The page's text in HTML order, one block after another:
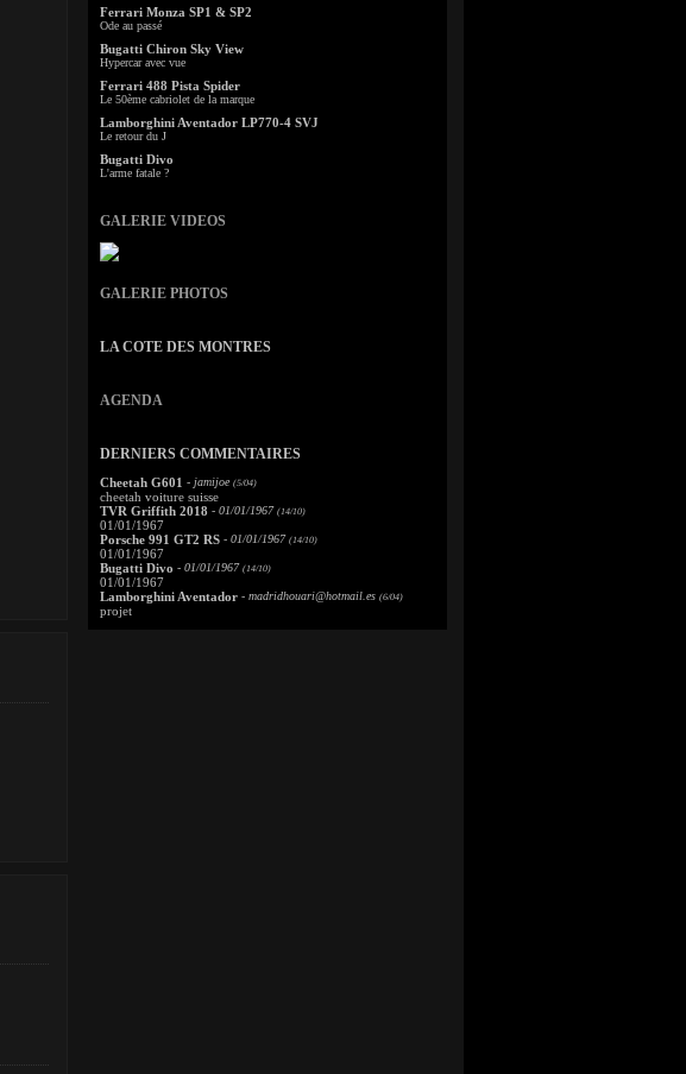
Ferrari Monza SP1 & SP2
Ode au passé
Bugatti Chiron Sky View
Hypercar avec vue
Ferrari 488 Pista Spider
Le 50ème cabriolet de la marque
Lamborghini Aventador LP770-4 SVJ
Le retour du J
Bugatti Divo
L'arme fatale ?
GALERIE VIDEOS
GALERIE PHOTOS
LA COTE DES MONTRES
AGENDA
DERNIERS COMMENTAIRES
Cheetah G601 - jamijoe (5/04)
cheetah voiture suisse
TVR Griffith 2018 - 01/01/1967 (14/10)
01/01/1967
Porsche 991 GT2 RS - 01/01/1967 (14/10)
01/01/1967
Bugatti Divo - 01/01/1967 (14/10)
01/01/1967
Lamborghini Aventador - madridhouari@hotmail.es (6/04)
projet